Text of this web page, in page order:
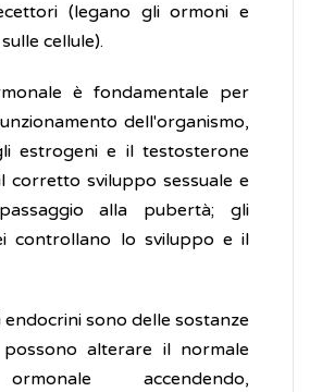
(legano gli ormoni e
cellule).
è fondamentale per
dell'organismo,
estrogeni e il testosterone
corretto sviluppo sessuale e
alla pubertà; gli
controllano lo sviluppo e il
sono delle sostanze
alterare il normale
accendendo,